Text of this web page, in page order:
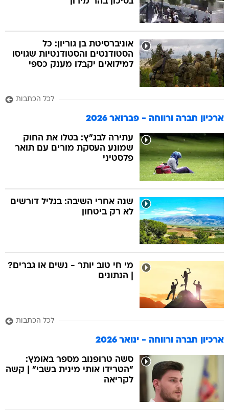
אוניברסיטת בן גוריון: כל
הסטודנטים והסטודנטיות שגויסו
למילואים יקבלו מענק כספי
לכל הכתבות
ארכיון חברה ורווחה - פברואר 2026
עתירה לבג"ץ: בטלו את החוק
שמונע העסקת מורים עם תואר
פלסטיני
שנה אחרי השיבה: בגליל דורשים
לא רק ביטחון
מי חי טוב יותר - נשים או גברים?
| הנתונים
לכל הכתבות
ארכיון חברה ורווחה - ינואר 2026
סשה טרופנוב מספר באומץ:
"הטרידו אותי מינית בשבי" | קשה
לקריאה